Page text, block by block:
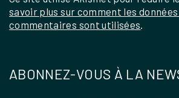
savoir plus sur comment les données
commentaires sont utilisées
ABONNEZ-VOUS À LA